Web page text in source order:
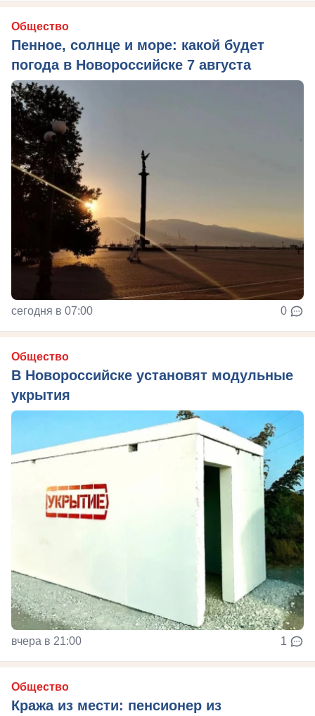
Общество
Пенное, солнце и море: какой будет
погода в Новороссийске 7 августа
сегодня в 07:00 0
Общество
В Новороссийске установят модульные
укрытия
вчера в 21:00 1
Общество
Кража из мести: пенсионер из